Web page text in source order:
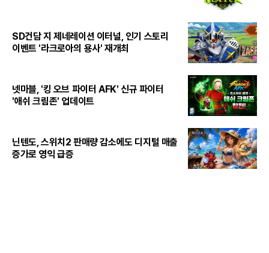
SD건담 지 제네레이션 이터널, 인기 스토리
이벤트 '라크로아의 용사' 재개최
넷마블, '킹 오브 파이터 AFK' 신규 파이터
'애쉬 크림존' 업데이트
닌텐도, 스위치2 판매량 감소에도 디지털 매출
증가로 영익 급증